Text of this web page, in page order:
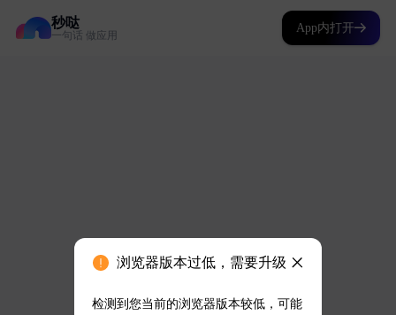
秒哒
一句话 做应用
App内打开
浏览器版本过低，需要升级
检测到您当前的浏览器版本较低，可能